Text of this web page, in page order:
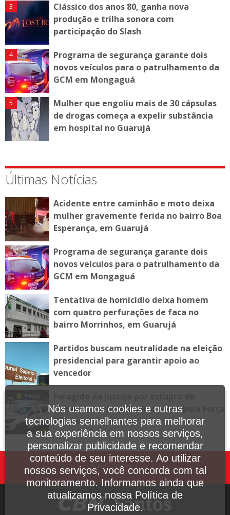
Clássico dos anos 80, ganha nova
produção e trilha sonora com
participação do Slash
Programa de segurança garante dois
novos veículos para o patrulhamento da
GCM em Mongaguá
Mulher que engoliu mais de 30 cápsulas
de drogas começa a expelir substância
em hospital no Guarujá
Últimas Notícias
Acidente entre caminhão e moto deixa
mulher gravemente ferida no bairro Boa
Esperança, em Guarujá
Programa de segurança garante dois
novos veículos para o patrulhamento da
GCM em Mongaguá
Tentativa de homicídio deixa homem
com quatro perfurações de faca no
bairro Morrinhos, em Guarujá
Partidos buscam neutralidade na eleição
presidencial para garantir apoio ao
vencedor
vulnerável é localizado e preso pela Força
Tática em Itanhaém
Fale Conosco
Nós usamos cookies e outras
tecnologias semelhantes para melhorar
a sua experiência em nossos serviços,
personalizar publicidade e recomendar
conteúdo de seu interesse. Ao utilizar
nossos serviços, você concorda com tal
monitoramento. Informamos ainda que
atualizamos nossa Política de
Privacidade.